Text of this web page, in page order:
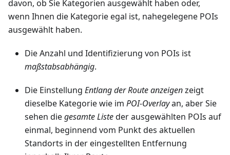
davon, ob Sie Kategorien ausgewählt haben oder,
wenn Ihnen die Kategorie egal ist, nahegelegene POIs
ausgewählt haben.
Die Anzahl und Identifizierung von POIs ist
maßstabsabhängig.
Die Einstellung Entlang der Route anzeigenzeigt
dieselbe Kategorie wie im POI-Overlayan, aber Sie
sehen diegesamte Listeder ausgewählten POIs auf
einmal, beginnend vom Punkt des aktuellen
Standorts in der eingestellten Entfernung